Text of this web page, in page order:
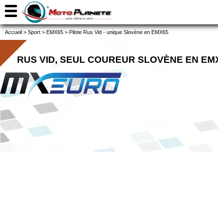
Accueil > Sport > EMX65 > Pilote Rus Vid - unique Slovène en EMX65
RUS VID, SEUL COUREUR SLOVÈNE EN